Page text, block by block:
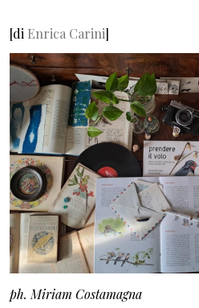
[di Enrica Carini]
ph. Miriam Costamagna